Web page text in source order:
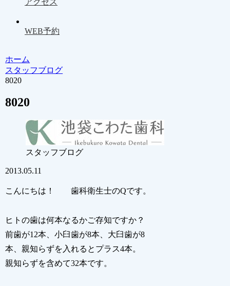
アクセス
WEB予約
ホーム
スタッフブログ
8020
8020
スタッフブログ
2013.05.11
こんにちは！ 歯科衛生士のQです。
ヒトの歯は何本なるかご存知ですか？
前歯が12本、小臼歯が8本、大臼歯が8
本、親知らずを入れるとプラス4本。
親知らずを含めて32本です。